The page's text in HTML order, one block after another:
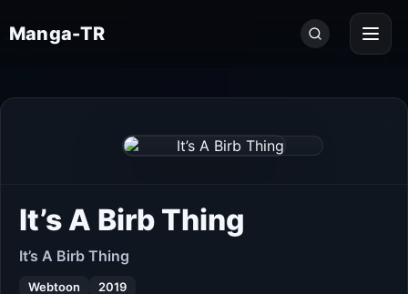
Manga-TR
Seri
ara...
It’s A Birb Thing
It’s A Birb Thing
Webtoon 2019